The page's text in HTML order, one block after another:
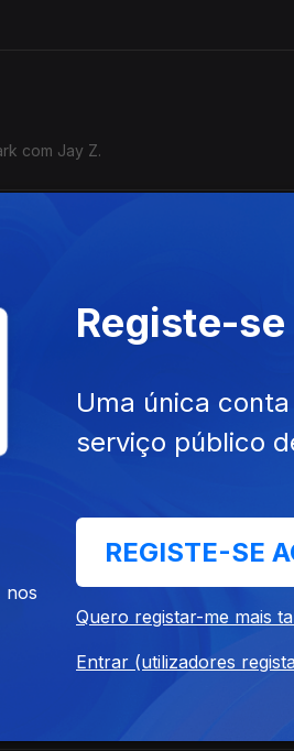
com Jay Z.
cartazes do Parque da Cidade.
nos
Registe-se
Uma única
serviço público
REGISTE-SE
Quero registar-me mais
Entrar (utilizadores